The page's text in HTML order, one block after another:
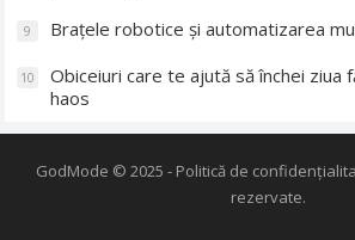
9 Brațele robotice și automatizarea
10
Obiceiuri care te ajută să închei ziua
haos
GodMode © 2025 - Politică de
rezervate.